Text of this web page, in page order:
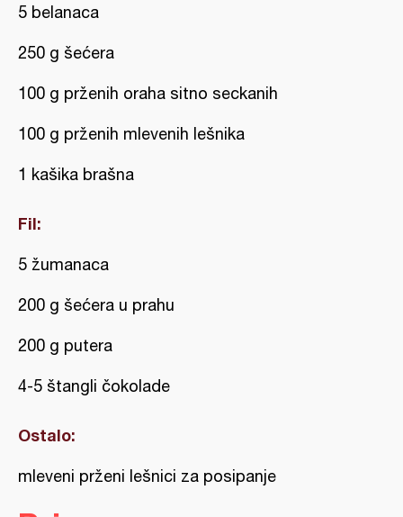
5 belanaca
250 g šećera
100 g prženih oraha sitno seckanih
100 g prženih mlevenih lešnika
1 kašika brašna
Fil:
5 žumanaca
200 g šećera u prahu
200 g putera
4-5 štangli čokolade
Ostalo:
mleveni prženi lešnici za posipanje